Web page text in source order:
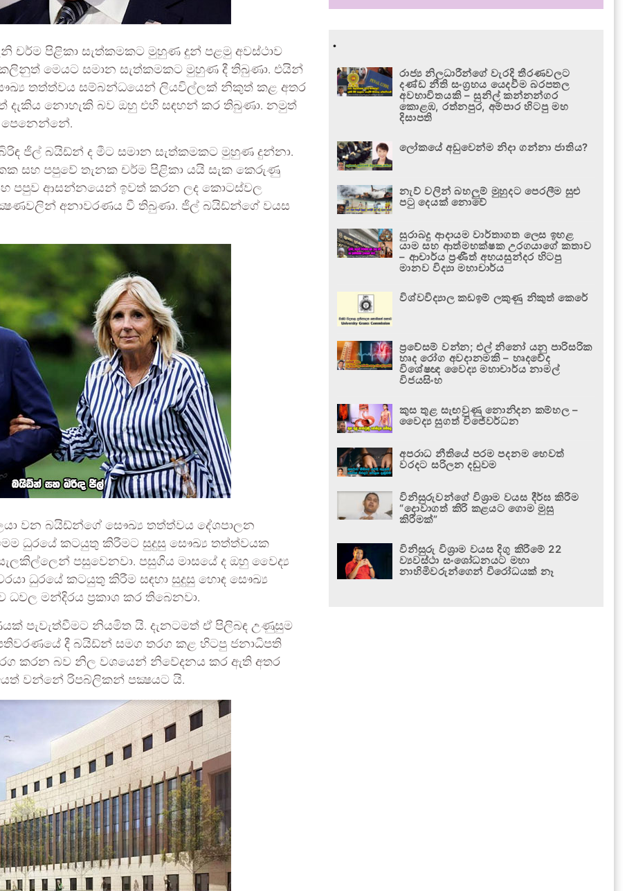
චර්ම පිළිකා සැත්කමකට මුහුණ දුන් පළමු අවස්ථාව
මෙයට සමාන සැත්කමකට මුහුණ දී තිබුණා. එයින්
තත්ත්වය සම්බන්ධයෙන් ලියවිල්ලක් නිකුත් කළ අතර
දැකිය නොහැකි බව ඔහු එහි සඳහන් කර තිබුණා. නමුත්
පෙනෙන්නේ.
ජිල් බයිඩ්න් ද මීට සමාන සැත්කමකට මුහුණ දුන්නා.
සහ පපුවේ තැනක චර්ම පිළිකා යයි සැක කෙරුණු
පපුව ආසන්නයෙන් ඉවත් කරන ලද කොටස්වල
අනාවරණය වී තිබුණා. ජිල් බයිඩ්න්ගේ වයස
වන බයිඩ්න්ගේ සෞඛ්‍ය තත්ත්වය දේශපාලන
ධුරයේ කටයුතු කිරීමට සුදුසු සෞඛ්‍ය තත්ත්වයක
පසුවෙනවා. පසුගිය මාසයේ ද ඔහු වෛද්‍ය
ධුරයේ කටයුතු කිරීම සඳහා සුදුසු හොඳ සෞඛ්‍ය
මන්දිරය ප්‍රකාශ කර තිබෙනවා.
පැවැත්වීමට නියමිත යි. දැනටමත් ඒ පිලිබඳ උණුසුම
දී බයිඩ්න් සමග තරග කළ හිටපු ජනාධිපති
කරන බව නිල වශයෙන් නිවේදනය කර ඇති අතර
වන්නේ රිපබ්ලිකන් පක්‍ෂයට යි.
.
රාජ්‍ය නිලධාරීන්ගේ වැරදි තීරණවලට
දණ්ඩ නීති සංග්‍රහය යෙදවීම බරපතල
අවභාවිතයකි – සුනිල් කන්නන්ගර
කොළඹ, රත්නපුර, අම්පාර හිටපු මහ
දිසාපති
ලෝකයේ අඩුවෙන්ම නිදා ගන්නා ජාතිය?
නැව් වලින් බහලුම් මුහුදට පෙරලීම සුළු
පටු දෙයක් නොවේ
සුරාබදු ආදායම වාර්තාගත ලෙස ඉහළ
යාම සහ ආත්මභක්ෂක උරගයාගේ කතාව
– ආචාර්ය ප්‍රණීත් අභයසුන්දර හිටපු
මානව විද්‍යා මහාචාර්ය
විශ්වවිද්‍යාල කඩඉම් ලකුණු නිකුත් කෙරේ
ප්‍රවේසම් වන්න; එල් නිනෝ යනු පාරිසරික
හෘද රෝග අවදානමකි – හෘදවේද
විශේෂඥ වෛද්‍ය මහාචාර්ය නාමල්
විජයසිංහ
කුස තුළ සැඟවුණු නොනිදන කම්හල –
වෛද්‍ය සුගත් විජේවර්ධන
අපරාධ නීතියේ පරම පදනම හෙවත්
වරදට සරිලන දඬුවම
විනිසුරුවන්ගේ විශ්‍රාම වයස දීර්ඝ කිරීම
“දොවාගත් කිරි කළයට ගොම මුසු
කිරීමක්”
විනිසුරු විශ්‍රාම වයස දිගු කිරීමේ 22
ව්‍යවස්ථා සංශෝධනයට මහා
නාහිමිවරුන්ගෙන් විරෝධයක් නෑ